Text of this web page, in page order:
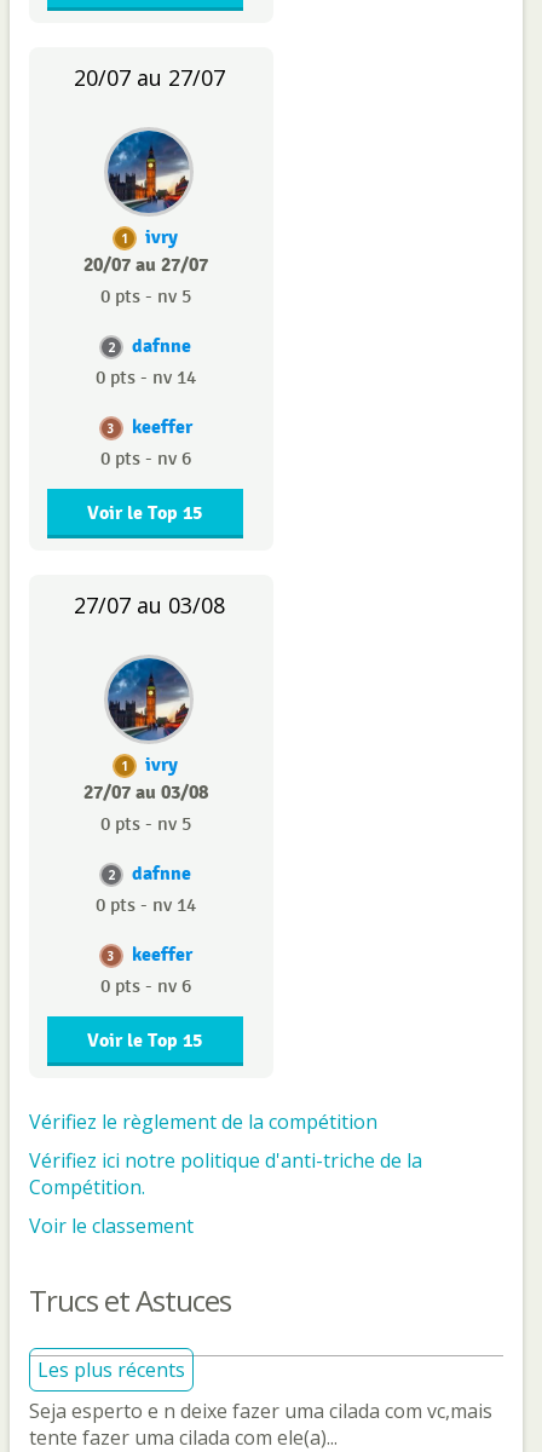
20/07 au 27/07
1
ivry
20/07 au 27/07
0 pts - nv 5
2 dafnne
0 pts - nv 14
3 keeffer
0 pts - nv 6
Voir le Top 15
27/07 au 03/08
1
ivry
27/07 au 03/08
0 pts - nv 5
2 dafnne
0 pts - nv 14
3 keeffer
0 pts - nv 6
Voir le Top 15
Vérifiez le règlement de la compétition
Vérifiez ici notre politique d'anti-triche de la
Compétition.
Voir le classement
Trucs et Astuces
Les plus récents
Seja esperto e n deixe fazer uma cilada com vc,mais
tente fazer uma cilada com ele(a)...